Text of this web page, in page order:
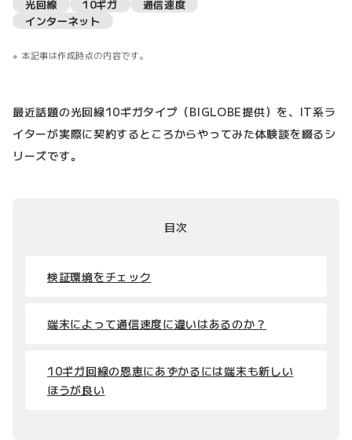
光回線 10ギガ
通信速度
インターネット
本記事は作成時点の内容です。
最近話題の光回線10ギガタイプ（BIGLOBE提供）を、IT系ラ
イターが実際に契約するところからやってみた体験談を綴るシ
リーズです。
目次
検証環境をチェック
端末によって通信速度に違いはあるのか？
10ギガ回線の恩恵にあずかるには端末も新しい
ほうが良い